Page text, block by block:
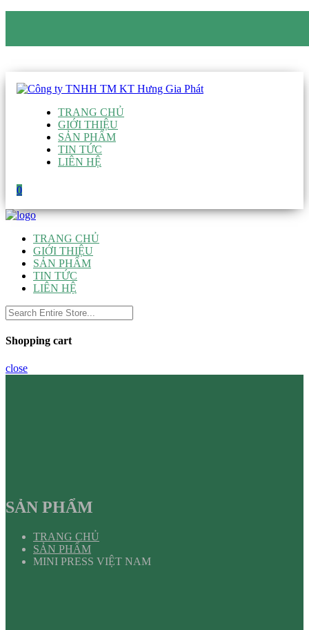
TRANG CHỦ
GIỚI THIỆU
SẢN PHẨM
TIN TỨC
LIÊN HỆ
0
TRANG CHỦ
GIỚI THIỆU
SẢN PHẨM
TIN TỨC
LIÊN HỆ
Shopping cart
close
SẢN PHẨM
TRANG CHỦ
SẢN PHẨM
MINI PRESS VIỆT NAM